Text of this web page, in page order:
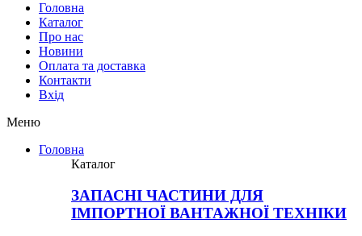
Головна
Каталог
Про нас
Новини
Оплата та доставка
Контакти
Вхiд
Меню
Головна
Каталог
ЗАПАСНІ ЧАСТИНИ ДЛЯ
ІМПОРТНОЇ ВАНТАЖНОЇ ТЕХНІКИ